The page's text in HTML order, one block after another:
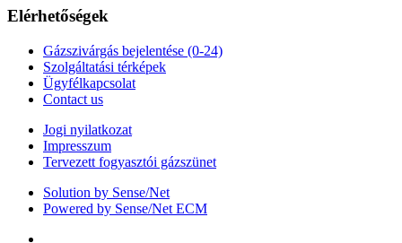
Elérhetőségek
Gázszivárgás bejelentése (0-24)
Szolgáltatási térképek
Ügyfélkapcsolat
Contact us
Jogi nyilatkozat
Impresszum
Tervezett fogyasztói gázszünet
Solution by Sense/Net
Powered by Sense/Net ECM